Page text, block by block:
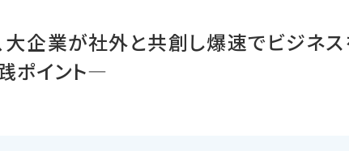
企業が社外と共創し爆速でビジネス
ポイント―